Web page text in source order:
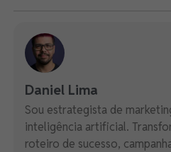
Daniel Lima
Sou estrategista de
inteligência artificial.
roteiro de sucesso,